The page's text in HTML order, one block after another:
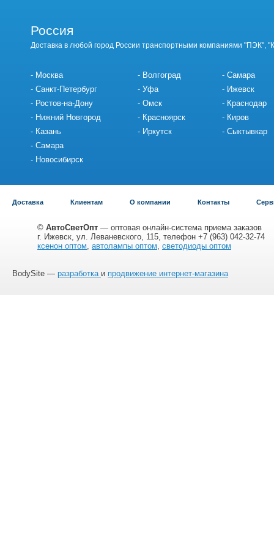
Россия
Доставка в любой город России транспортными компаниями "ПЭК",
Москва
Санкт-Петербург
Ростов-на-Дону
Нижний Новгород
Казань
Самара
Новосибирск
Волгоград
Уфа
Омск
Красноярск
Иркутск
Самара
Ижевск
Краснодар
Киров
Сыктывкар
Доставка Клиентам О компании Контакты
© АвтоСветОпт — оптовая онлайн-система приема заказов
г. Ижевск, ул. Леваневского, 115, телефон +7 (963) 042-32-74
ксенон оптом, автолампы оптом, светодиоды оптом
BodySite — разработка и продвижение интернет-магазина